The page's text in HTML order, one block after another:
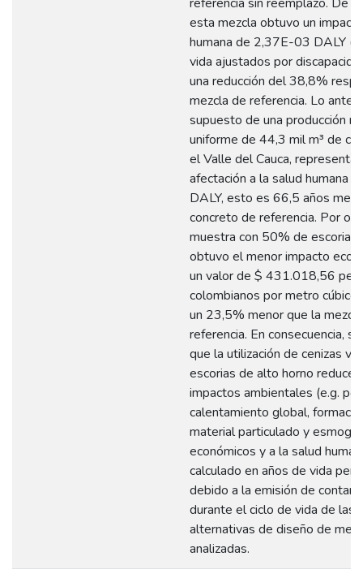
esta mezcla obtuvo un
humana de 2,37E-03 DALY
vida ajustados por
una reducción del 38,8%
mezcla de referencia. Lo
supuesto de una producción
uniforme de 44,3 mil m³ de
el Valle del Cauca,
afectación a la salud humana
DALY, esto es 66,5 años
concreto de referencia. Por
muestra con 50% de escorias
obtuvo el menor impacto
un valor de $ 431.018,56
colombianos por metro
un 23,5% menor que la
referencia. En consecuencia,
que la utilización de cenizas
escorias de alto horno
impactos ambientales (e.g.
calentamiento global,
material particulado y esmog),
económicos y a la salud
calculado en años de vida
debido a la emisión de
durante el ciclo de vida de las
alternativas de diseño de
analizadas.